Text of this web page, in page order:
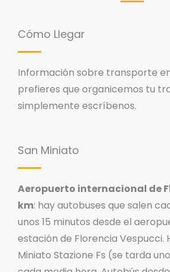
Cómo Llegar
Información sobre transporte
prefieres que organicemos tu
simplemente escríbenos.
San Miniato
Aeropuerto internacional de
km: hay autobuses que salen
unos 15 minutos desde el
estación de Florencia Vespucci.
Miniato Stazione Fs (se tarda